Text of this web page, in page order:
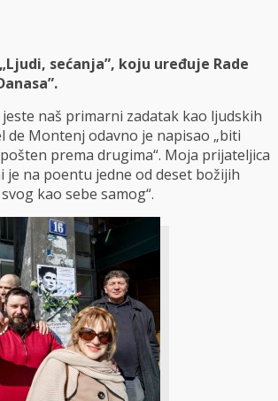
sećanja”, koju uređuje Rade
naš primarni zadatak kao ljudskih
de Montenj odavno je napisao „biti
prema drugima“. Moja prijateljica
na poentu jedne od deset božijih
kao sebe samog“.